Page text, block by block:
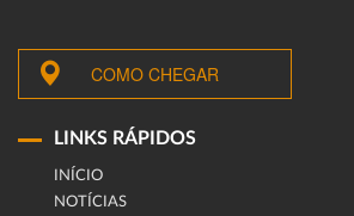
COMO CHEGAR
LINKS RÁPIDOS
INÍCIO
NOTÍCIAS